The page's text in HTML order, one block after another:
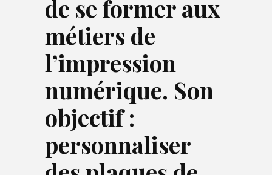
de se former aux
métiers de
l’impression
numérique. Son
objectif :
personnaliser